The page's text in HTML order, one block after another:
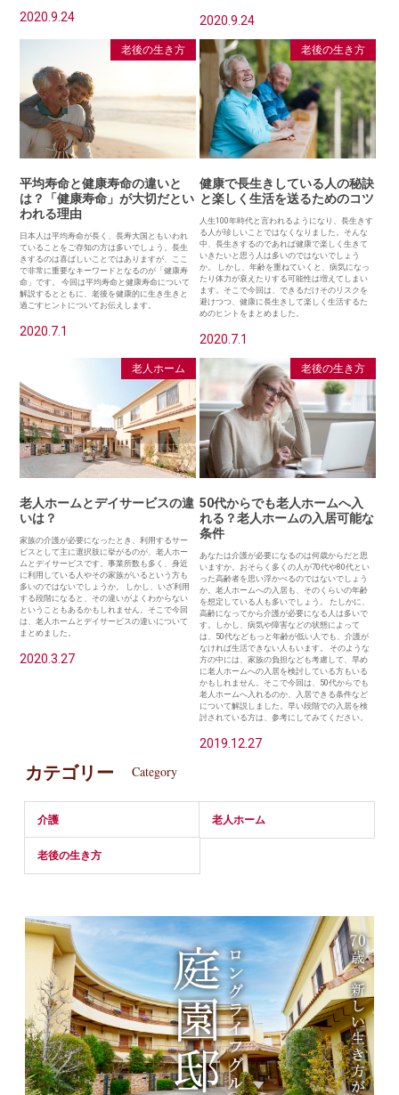
2020.9.24 2020.9.24
老後の生き方
平均寿命と健康寿命の違いと
は？「健康寿命」が大切だとい
われる理由
日本人は平均寿命が長く、長寿大国ともいわれ
ていることをご存知の方は多いでしょう。長生
きするのは喜ばしいことではありますが、ここ
で非常に重要なキーワードとなるのが「健康寿
命」です。 今回は平均寿命と健康寿命について
解説するとともに、老後を健康的に生き生きと
過ごすヒントについてお伝えします。
2020.7.1
老後の生き方
健康で長生きしている人の秘訣
と楽しく生活を送るためのコツ
人生100年時代と言われるようになり、長生きす
る人が珍しいことではなくなりました。そんな
中、長生きするのであれば健康で楽しく生きて
いきたいと思う人は多いのではないでしょう
か。 しかし、年齢を重ねていくと、病気になっ
たり体力が衰えたりする可能性は増えてしまい
ます。そこで今回は、できるだけそのリスクを
避けつつ、健康に長生きして楽しく生活するた
めのヒントをまとめました。
2020.7.1
老人ホーム
老人ホームとデイサービスの違
いは？
家族の介護が必要になったとき、利用するサー
ビスとして主に選択肢に挙がるのが、老人ホー
ムとデイサービスです。事業所数も多く、身近
に利用している人やその家族がいるという方も
多いのではないでしょうか。 しかし、いざ利用
する段階になると、その違いがよくわからない
ということもあるかもしれません。そこで今回
は、老人ホームとデイサービスの違いについて
まとめました。
2020.3.27
老後の生き方
50代からでも老人ホームへ入
れる？老人ホームの入居可能な
条件
あなたは介護が必要になるのは何歳からだと思
いますか。おそらく多くの人が70代や80代とい
った高齢者を思い浮かべるのではないでしょう
か。老人ホームへの入居も、そのくらいの年齢
を想定している人も多いでしょう。 たしかに、
高齢になってから介護が必要になる人は多いで
す。しかし、病気や障害などの状態によって
は、50代などもっと年齢が低い人でも、介護が
なければ生活できない人もいます。 そのような
方の中には、家族の負担なども考慮して、早め
に老人ホームへの入居を検討している方もいる
かもしれません。そこで今回は、50代からでも
老人ホームへ入れるのか、入居できる条件など
について解説しました。早い段階での入居を検
討されている方は、参考にしてみてください。
2019.12.27
カテゴリー Category
介護 老人ホーム
老後の生き方